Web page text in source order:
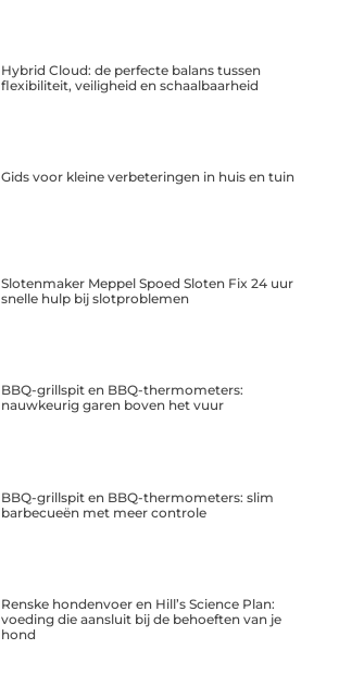
Hybrid Cloud: de perfecte balans tussen
flexibiliteit, veiligheid en schaalbaarheid
Gids voor kleine verbeteringen in huis en tuin
Slotenmaker Meppel Spoed Sloten Fix 24 uur
snelle hulp bij slotproblemen
BBQ-grillspit en BBQ-thermometers:
nauwkeurig garen boven het vuur
BBQ-grillspit en BBQ-thermometers: slim
barbecueën met meer controle
Renske hondenvoer en Hill’s Science Plan:
voeding die aansluit bij de behoeften van je
hond